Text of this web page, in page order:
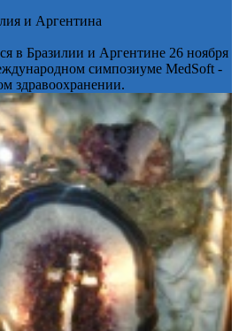
и Аргентина
в Бразилии и Аргентине 26 ноября
симпозиуме MedSoft -
здравоохранении.